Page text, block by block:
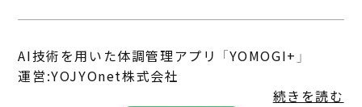
AI技術を用いた体調管理アプリ 「YOMOGI+」
運営:YOJYOnet株式会社
続きを読む